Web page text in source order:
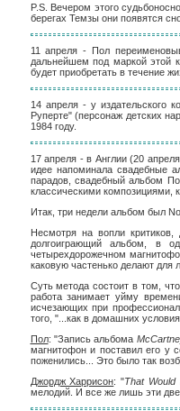
P.S. Вечером этого
берегах Темзы они появятся
11 апреля - Пол
дальнейшем под маркой этой
будет приобретать в течение
14 апреля - у издательского
Руперте" (персонаж детских
1984 году.
17 апреля - в Англии (20
идее напоминала свадебные
парадов, свадебный альбом
классическими композициями,
Итак, три недели альбом был
Несмотря на вопли
долгоиграющий альбом, в
четырехдорожечном
каковую частенько делают для
Суть метода состоит в том,
работа занимает уйму
исчезающих при
того, "...как в домашних
Пол: "Запись альбома
магнитофон и поставил его у
поженились... Это было так
Джордж Харрисон: "That Would
мелодий. И все же лишь эти